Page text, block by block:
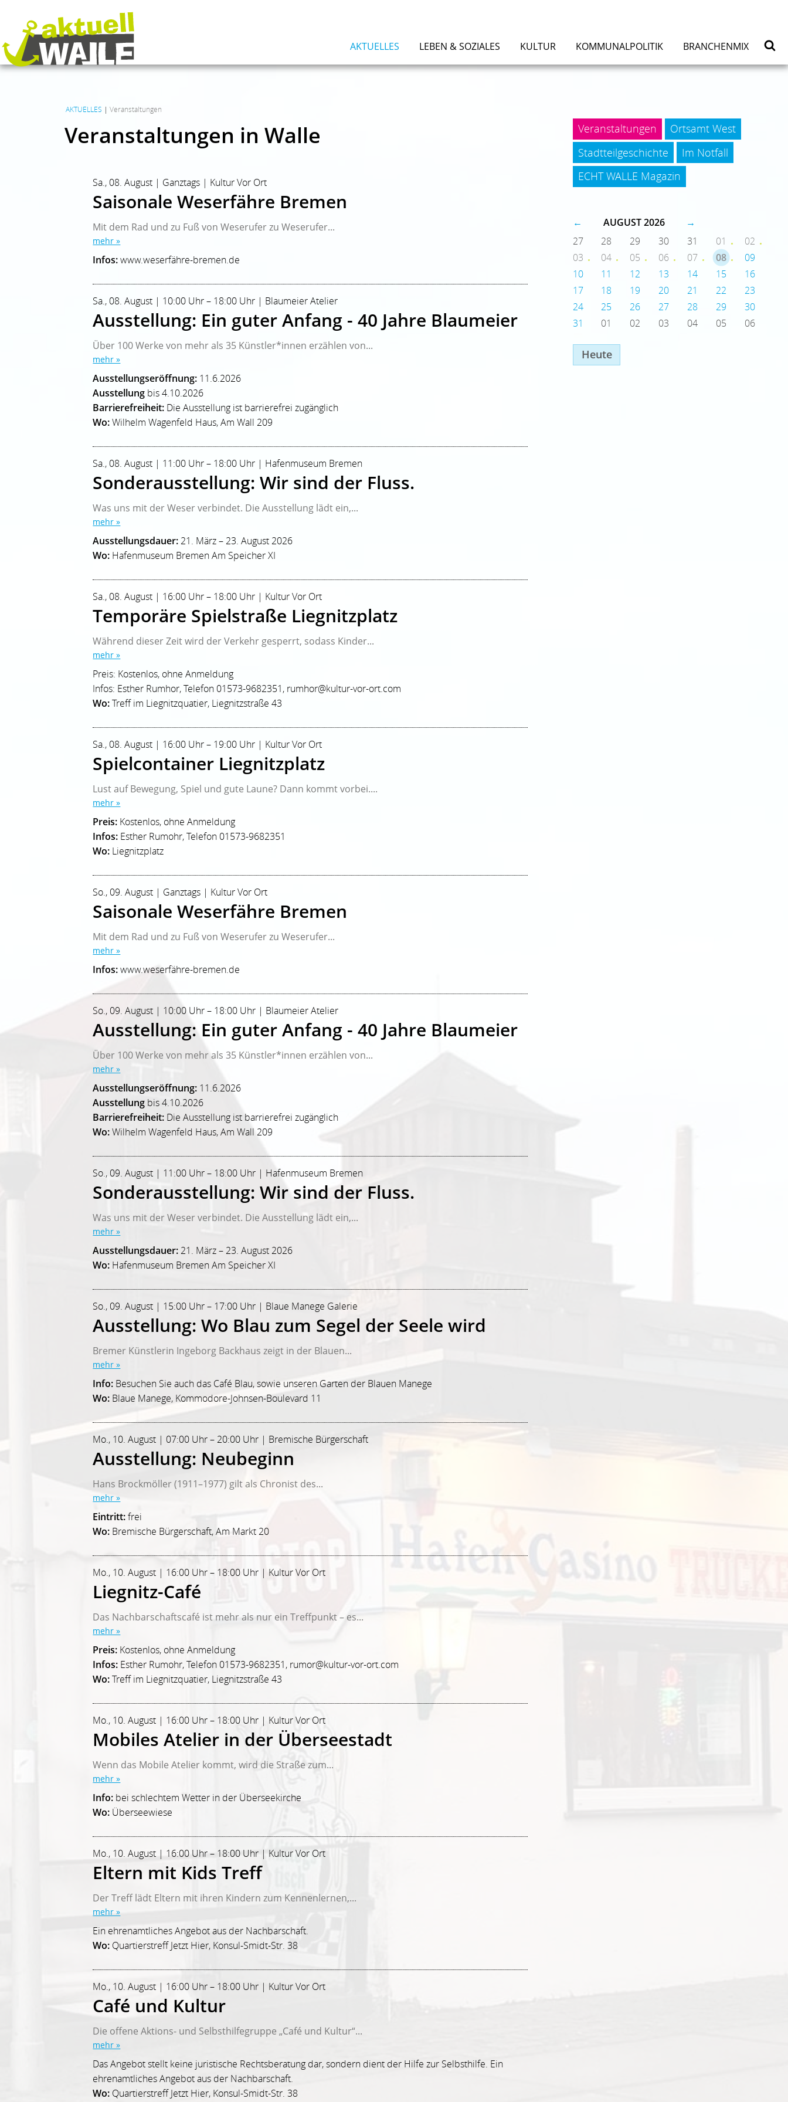
AKTUELLES LEBEN & SOZIALES KULTUR KOMMUNALPOLITIK BRANCHENMIX
AKTUELLES | Veranstaltungen
Veranstaltungen in Walle
Sa., 08. August | Ganztags | Kultur Vor Ort
Saisonale Weserfähre Bremen
Mit dem Rad und zu Fuß von Weserufer zu Weserufer...
mehr »
Infos:www.weserfähre-bremen.de
Sa., 08. August | 10:00 Uhr – 18:00 Uhr | Blaumeier Atelier
Ausstellung: Ein guter Anfang - 40 Jahre Blaumeier
Über 100 Werke von mehr als 35 Künstler*innen erzählen von...
mehr »
Ausstellungseröffnung: 11.6.2026
Ausstellung bis 4.10.2026
Barrierefreiheit: Die Ausstellung ist barrierefrei zugänglich
Wo:Wilhelm Wagenfeld Haus, Am Wall 209
Sa., 08. August | 11:00 Uhr – 18:00 Uhr | Hafenmuseum Bremen
Sonderausstellung: Wir sind der Fluss.
Was uns mit der Weser verbindet. Die Ausstellung lädt ein,...
mehr »
Ausstellungsdauer:21. März – 23. August 2026
Wo: Hafenmuseum Bremen Am Speicher XI
Sa., 08. August | 16:00 Uhr – 18:00 Uhr | Kultur Vor Ort
Temporäre Spielstraße Liegnitzplatz
Während dieser Zeit wird der Verkehr gesperrt, sodass Kinder...
mehr »
Preis: Kostenlos, ohne Anmeldung
Infos: Esther Rumhor, Telefon 01573-9682351, rumhor@kultur-vor-ort.com
Wo:Treff im Liegnitzquatier, Liegnitzstraße 43
Sa., 08. August | 16:00 Uhr – 19:00 Uhr | Kultur Vor Ort
Spielcontainer Liegnitzplatz
Lust auf Bewegung, Spiel und gute Laune? Dann kommt vorbei....
mehr »
Preis: Kostenlos, ohne Anmeldung
Infos: Esther Rumohr, Telefon 01573-9682351
Wo: Liegnitzplatz
So., 09. August | Ganztags | Kultur Vor Ort
Saisonale Weserfähre Bremen
Mit dem Rad und zu Fuß von Weserufer zu Weserufer...
mehr »
Infos:www.weserfähre-bremen.de
So., 09. August | 10:00 Uhr – 18:00 Uhr | Blaumeier Atelier
Ausstellung: Ein guter Anfang - 40 Jahre Blaumeier
Über 100 Werke von mehr als 35 Künstler*innen erzählen von...
mehr »
Ausstellungseröffnung: 11.6.2026
Ausstellung bis 4.10.2026
Barrierefreiheit: Die Ausstellung ist barrierefrei zugänglich
Wo:Wilhelm Wagenfeld Haus, Am Wall 209
So., 09. August | 11:00 Uhr – 18:00 Uhr | Hafenmuseum Bremen
Sonderausstellung: Wir sind der Fluss.
Was uns mit der Weser verbindet. Die Ausstellung lädt ein,...
mehr »
Ausstellungsdauer:21. März – 23. August 2026
Wo: Hafenmuseum Bremen Am Speicher XI
So., 09. August | 15:00 Uhr – 17:00 Uhr | Blaue Manege Galerie
Ausstellung: Wo Blau zum Segel der Seele wird
Bremer Künstlerin Ingeborg Backhaus zeigt in der Blauen...
mehr »
Info: Besuchen Sie auch das Café Blau, sowie unseren Garten der Blauen Manege
Wo: Blaue Manege, Kommodore-Johnsen-Boulevard 11
Mo., 10. August | 07:00 Uhr – 20:00 Uhr | Bremische Bürgerschaft
Ausstellung: Neubeginn
Hans Brockmöller (1911–1977) gilt als Chronist des...
mehr »
Eintritt:frei
Wo: Bremische Bürgerschaft, Am Markt 20
Mo., 10. August | 16:00 Uhr – 18:00 Uhr | Kultur Vor Ort
Liegnitz-Café
Das Nachbarschaftscafé ist mehr als nur ein Treffpunkt – es...
mehr »
Preis: Kostenlos, ohne Anmeldung
Infos: Esther Rumohr, Telefon 01573-9682351, rumor@kultur-vor-ort.com
Wo:Treff im Liegnitzquatier, Liegnitzstraße 43
Mo., 10. August | 16:00 Uhr – 18:00 Uhr | Kultur Vor Ort
Mobiles Atelier in der Überseestadt
Wenn das Mobile Atelier kommt, wird die Straße zum...
mehr »
Info: bei schlechtem Wetter in der Überseekirche
Wo: Überseewiese
Mo., 10. August | 16:00 Uhr – 18:00 Uhr | Kultur Vor Ort
Eltern mit Kids Treff
Der Treff lädt Eltern mit ihren Kindern zum Kennenlernen,...
mehr »
Ein ehrenamtliches Angebot aus der Nachbarschaft.
Wo: Quartierstreff Jetzt Hier, Konsul-Smidt-Str. 38
Mo., 10. August | 16:00 Uhr – 18:00 Uhr | Kultur Vor Ort
Café und Kultur
Die offene Aktions- und Selbsthilfegruppe „Café und Kultur“...
mehr »
Das Angebot stellt keine juristische Rechtsberatung dar, sondern dient der Hilfe zur Selbsthilfe. Ein
ehrenamtliches Angebot aus der Nachbarschaft.
Wo: Quartierstreff Jetzt Hier, Konsul-Smidt-Str. 38
Veranstaltungen
Ortsamt West
Stadtteilgeschichte
Im Notfall
ECHT WALLE Magazin
← AUGUST 2026
→
27
28 29 30 31 01
02
03
04 05 06 07 08
09
10
11 12 13 14 15
16
17
18 19 20 21 22
23
24
25 26 27 28 29
30
31
01 02 03 04 05 06
Heute